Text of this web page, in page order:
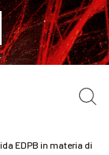
EDPB in materia di